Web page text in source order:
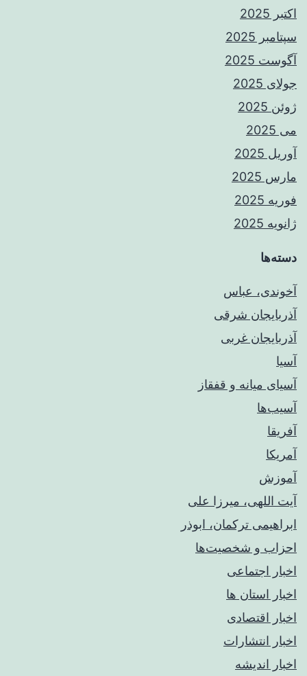
اکتبر 2025
سپتامبر 2025
آگوست 2025
جولای 2025
ژوئن 2025
می 2025
آوریل 2025
مارس 2025
فوریه 2025
ژانویه 2025
دسته‌ها
آخوندی، عباس
آذربایجان شرقی
آذربایجان غربی
آسیا
آسیای میانه و قفقاز
آسیب‌ها
آفریقا
آمریکا
آموزش
آیت اللهی، میرزا علی
ابراهیمی ترکمان، ابوذر
احزاب و شخصیت‌ها
اخبار اجتماعی
اخبار استان ها
اخبار اقتصادی
اخبار انتشارات
اخبار اندیشه